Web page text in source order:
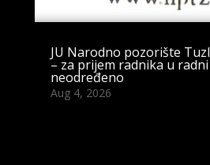
JU Narodno pozorište
– za prijem radnika u
neodređeno
Aug 4, 2026